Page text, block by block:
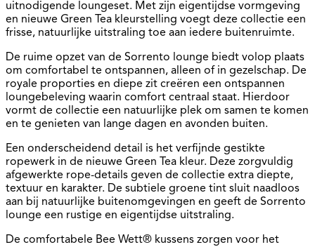
uitnodigende loungeset. Met zijn eigentijdse vormgeving
en nieuwe Green Tea kleurstelling voegt deze collectie een
frisse, natuurlijke uitstraling toe aan iedere buitenruimte.
De ruime opzet van de Sorrento lounge biedt volop plaats
om comfortabel te ontspannen, alleen of in gezelschap. De
royale proporties en diepe zit creëren een ontspannen
loungebeleving waarin comfort centraal staat. Hierdoor
vormt de collectie een natuurlijke plek om samen te komen
en te genieten van lange dagen en avonden buiten.
Een onderscheidend detail is het verfijnde gestikte
ropewerk in de nieuwe Green Tea kleur. Deze zorgvuldig
afgewerkte rope-details geven de collectie extra diepte,
textuur en karakter. De subtiele groene tint sluit naadloos
aan bij natuurlijke buitenomgevingen en geeft de Sorrento
lounge een rustige en eigentijdse uitstraling.
De comfortabele Bee Wett® kussens zorgen voor het